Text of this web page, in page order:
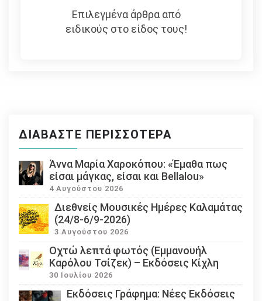
Επιλεγμένα άρθρα από
ειδικούς στο είδος τους!
ΔΙΑΒΆΣΤΕ ΠΕΡΙΣΣΌΤΕΡΑ
Άννα Μαρία Χαροκόπου: «Έμαθα πως
είσαι μάγκας, είσαι και Bellalou»
4 Αυγούστου 2026
Διεθνείς Μουσικές Ημέρες Καλαμάτας
(24/8-6/9-2026)
3 Αυγούστου 2026
Οχτώ λεπτά φωτός (Εμμανουήλ
Καρόλου Τσίζεκ) – Εκδόσεις Κίχλη
30 Ιουλίου 2026
Εκδόσεις Γράφημα: Νέες Εκδόσεις